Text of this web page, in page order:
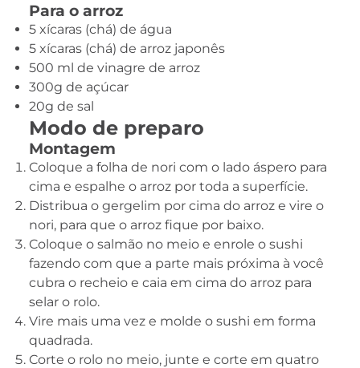
Para o arroz
5 xícaras (chá) de água
5 xícaras (chá) de arroz japonês
500 ml de vinagre de arroz
300g de açúcar
20g de sal
Modo de preparo
Montagem
Coloque a folha de nori com o lado áspero para
cima e espalhe o arroz por toda a superfície.
Distribua o gergelim por cima do arroz e vire o
nori, para que o arroz fique por baixo.
Coloque o salmão no meio e enrole o sushi
fazendo com que a parte mais próxima à você
cubra o recheio e caia em cima do arroz para
selar o rolo.
Vire mais uma vez e molde o sushi em forma
quadrada.
Corte o rolo no meio, junte e corte em quatro